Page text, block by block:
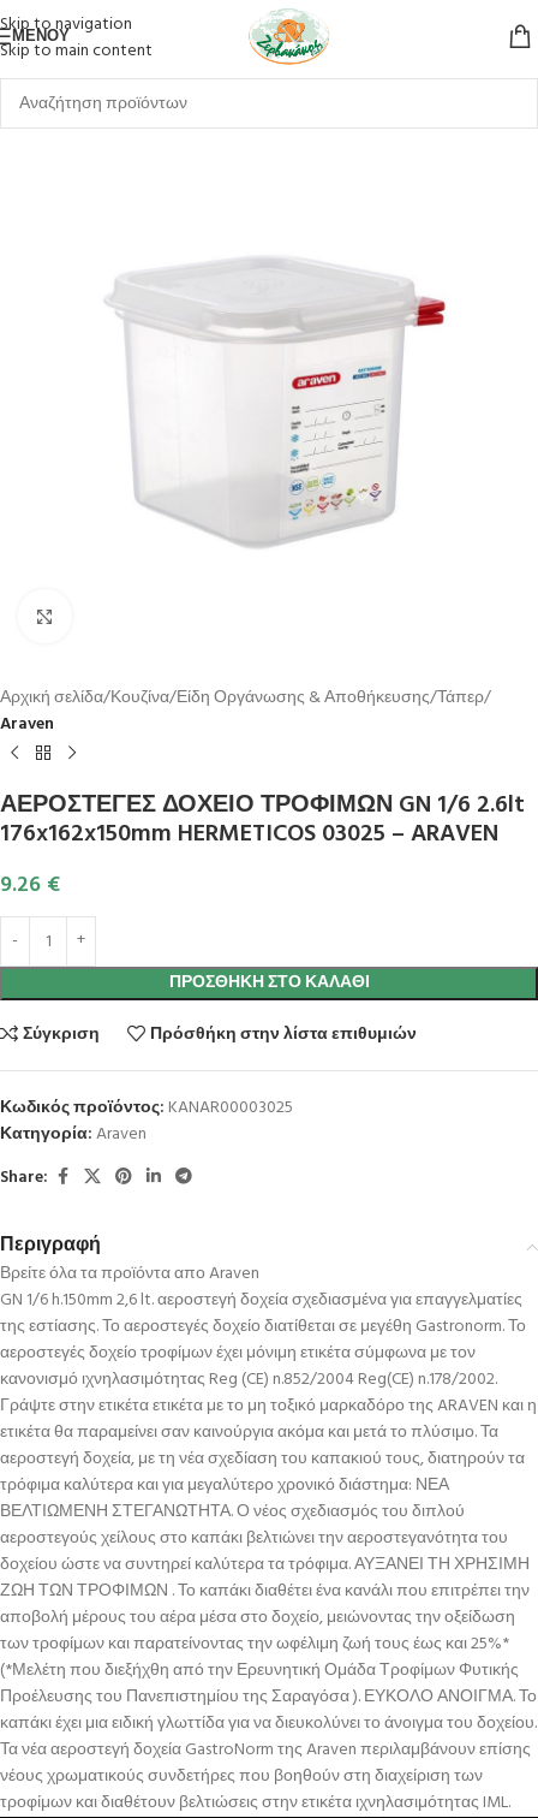
Skip to navigation
Skip to main content
ΜΕΝΟΎ
Αρχική σελίδα Κουζίνα Είδη Οργάνωσης & Αποθήκευσης Τάπερ
Araven
ΑΕΡΟΣΤΕΓΕΣ ΔΟΧΕΙΟ ΤΡΟΦΙΜΩΝ GN 1/6 2.6lt
176x162x150mm HERMETICOS 03025 – ARAVEN
9.26 €
ΠΡΟΣΘΉΚΗ ΣΤΟ ΚΑΛΆΘΙ
Σύγκριση
Πρόσθήκη στην λίστα επιθυμιών
Κωδικός προϊόντος: KANAR00003025
Κατηγορία:Araven
Share:
Περιγραφή
Βρείτε όλα τα προϊόντα απο Araven
GN 1/6 h.150mm 2,6 lt. αεροστεγή δοχεία σχεδιασμένα για επαγγελματίες
της εστίασης. Το αεροστεγές δοχείο διατίθεται σε μεγέθη Gastronorm. Το
αεροστεγές δοχείο τροφίμων έχει μόνιμη ετικέτα σύμφωνα με τον
κανονισμό ιχνηλασιμότητας Reg (CE) n.852/2004 Reg(CE) n.178/2002.
Γράψτε στην ετικέτα ετικέτα με το μη τοξικό μαρκαδόρο της ARAVEN και η
ετικέτα θα παραμείνει σαν καινούργια ακόμα και μετά το πλύσιμο. Τα
αεροστεγή δοχεία, με τη νέα σχεδίαση του καπακιού τους, διατηρούν τα
τρόφιμα καλύτερα και για μεγαλύτερο χρονικό διάστημα: ΝΕΑ
ΒΕΛΤΙΩΜΕΝΗ ΣΤΕΓΑΝΩΤΗΤΑ. Ο νέος σχεδιασμός του διπλού
αεροστεγούς χείλους στο καπάκι βελτιώνει την αεροστεγανότητα του
δοχείου ώστε να συντηρεί καλύτερα τα τρόφιμα. ΑΥΞΑΝΕΙ ΤΗ ΧΡΗΣΙΜΗ
ΖΩΗ ΤΩΝ ΤΡΟΦΙΜΩΝ . Το καπάκι διαθέτει ένα κανάλι που επιτρέπει την
αποβολή μέρους του αέρα μέσα στο δοχείο, μειώνοντας την οξείδωση
των τροφίμων και παρατείνοντας την ωφέλιμη ζωή τους έως και 25%*
(*Μελέτη που διεξήχθη από την Ερευνητική Ομάδα Τροφίμων Φυτικής
Προέλευσης του Πανεπιστημίου της Σαραγόσα ). ΕΥΚΟΛΟ ΑΝΟΙΓΜΑ. Το
καπάκι έχει μια ειδική γλωττίδα για να διευκολύνει το άνοιγμα του δοχείου.
Τα νέα αεροστεγή δοχεία GastroNorm της Araven περιλαμβάνουν επίσης
νέους χρωματικούς συνδετήρες που βοηθούν στη διαχείριση των
τροφίμων και διαθέτουν βελτιώσεις στην ετικέτα ιχνηλασιμότητας IML.